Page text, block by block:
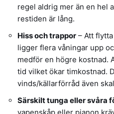
regel aldrig mer än en hel
restiden är lång.
Hiss och trappor – Att
ligger flera våningar upp
medför en högre kostnad.
tid vilket ökar timkostnad.
vinds/källarförråd även
Särskilt tunga eller svåra